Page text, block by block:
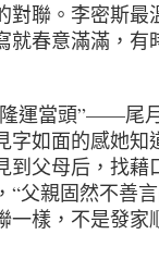
聯。李密斯最
就春意滿滿，有
運當頭”——尾
字如面的感她知
到父母后，找藉
“父親固然不善
一樣，不是發家